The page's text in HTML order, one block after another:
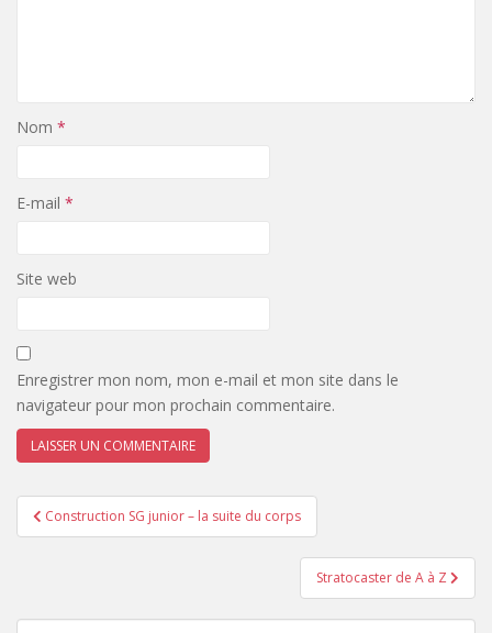
Nom *
E-mail *
Site web
Enregistrer mon nom, mon e-mail et mon site dans le
navigateur pour mon prochain commentaire.
Navigation
de
Construction SG junior – la suite du corps
Stratocaster de A à Z